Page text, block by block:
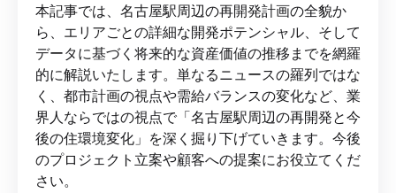
本記事では、名古屋駅周辺の再開発計画の全貌か
ら、エリアごとの詳細な開発ポテンシャル、そして
データに基づく将来的な資産価値の推移までを網羅
的に解説いたします。単なるニュースの羅列ではな
く、都市計画の視点や需給バランスの変化など、業
界人ならではの視点で「名古屋駅周辺の再開発と今
後の住環境変化」を深く掘り下げていきます。今後
のプロジェクト立案や顧客への提案にお役立てくだ
さい。